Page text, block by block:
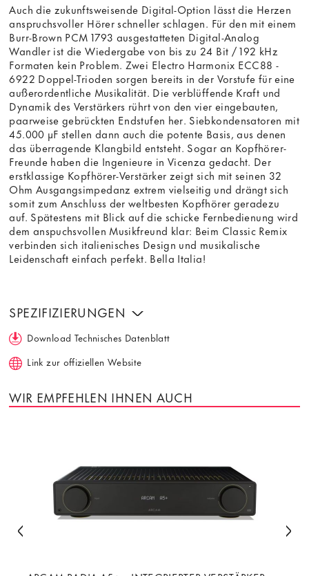
Auch die zukunftsweisende Digital-Option lässt die Herzen
anspruchsvoller Hörer schneller schlagen. Für den mit einem
Burr-Brown PCM 1793 ausgestatteten Digital-Analog
Wandler ist die Wiedergabe von bis zu 24 Bit / 192 kHz
Formaten kein Problem. Zwei Electro Harmonix ECC88 -
6922 Doppel-Trioden sorgen bereits in der Vorstufe für eine
außerordentliche Musikalität. Die verblüffende Kraft und
Dynamik des Verstärkers rührt von den vier eingebauten,
paarweise gebrückten Endstufen her. Siebkondensatoren mit
45.000 µF stellen dann auch die potente Basis, aus denen
das überragende Klangbild entsteht. Sogar an Kopfhörer-
Freunde haben die Ingenieure in Vicenza gedacht. Der
erstklassige Kopfhörer-Verstärker zeigt sich mit seinen 32
Ohm Ausgangsimpedanz extrem vielseitig und drängt sich
somit zum Anschluss der weltbesten Kopfhörer geradezu
auf. Spätestens mit Blick auf die schicke Fernbedienung wird
dem anspuchsvollen Musikfreund klar: Beim Classic Remix
verbinden sich italienisches Design und musikalische
Leidenschaft einfach perfekt. Bella Italia!
SPEZIFIZIERUNGEN
Download Technisches Datenblatt
Link zur offiziellen Website
WIR EMPFEHLEN IHNEN AUCH